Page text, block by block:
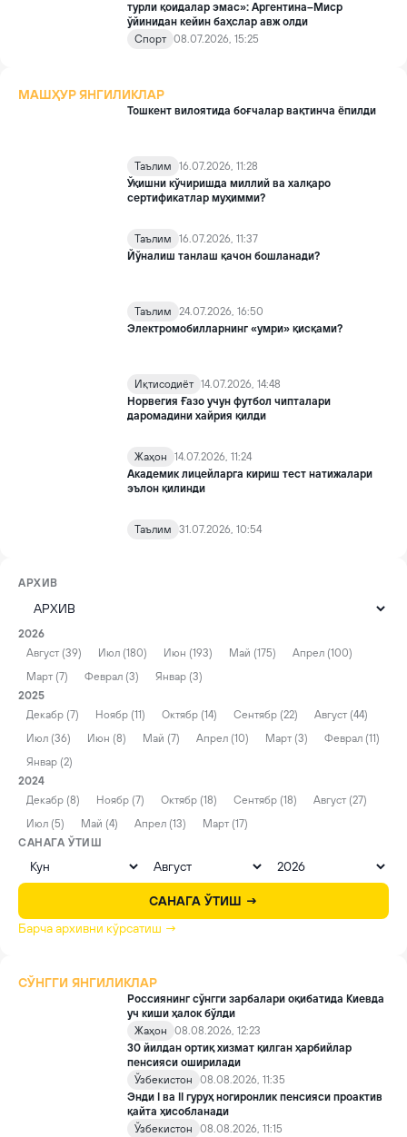
турли қоидалар эмас»: Аргентина–Миср
ўйинидан кейин баҳслар авж олди
Спорт 08.07.2026, 15:25
МАШҲУР ЯНГИЛИКЛАР
Тошкент вилоятида боғчалар вақтинча ёпилди
Таълим
16.07.2026, 11:28
Ўқишни кўчиришда миллий ва халқаро
сертификатлар муҳимми?
Таълим
16.07.2026, 11:37
Йўналиш танлаш қачон бошланади?
Таълим
24.07.2026, 16:50
Электромобилларнинг «умри» қисқами?
Иқтисодиёт 14.07.2026, 14:48
Норвегия Ғазо учун футбол чипталари
даромадини хайрия қилди
Жаҳон
14.07.2026, 11:24
Академик лицейларга кириш тест натижалари
эълон қилинди
Таълим 31.07.2026, 10:54
АРХИВ
2026
Август (39)
Июл (180) Июн (193) Май (175)
Апрел (100)
Март (7)
Феврал (3)
Январ (3)
2025
Декабр (7)
Ноябр (11) Октябр (14) Сентябр (22)
Август (44)
Июл (36)
Июн (8) Май (7) Апрел (10) Март (3)
Феврал (11)
Январ (2)
2024
Декабр (8)
Ноябр (7) Октябр (18) Сентябр (18)
Август (27)
Июл (5)
Май (4) Апрел (13)
Март (17)
САНАГА ЎТИШ
САНАГА ЎТИШ →
Барча архивни кўрсатиш →
СЎНГГИ ЯНГИЛИКЛАР
Россиянинг сўнгги зарбалари оқибатида Киевда
уч киши ҳалок бўлди
Жаҳон
08.08.2026, 12:23
30 йилдан ортиқ хизмат қилган ҳарбийлар
пенсияси оширилади
Ўзбекистон
08.08.2026, 11:35
Энди I ва II гуруҳ ногиронлик пенсияси проактив
қайта ҳисобланади
Ўзбекистон
08.08.2026, 11:15